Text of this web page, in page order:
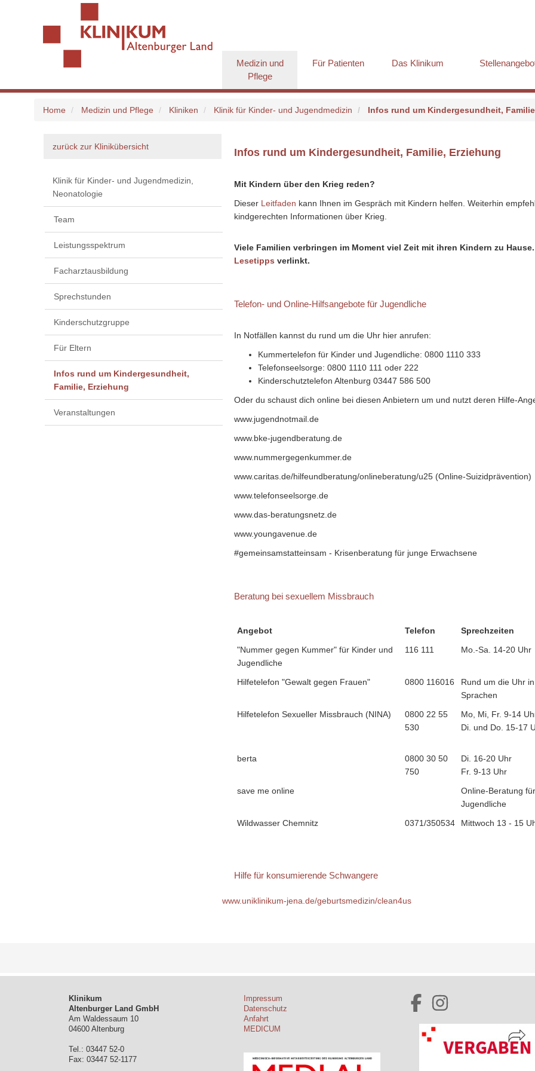
Medizin und
Pflege
Für Patienten Das Klinikum
Home Medizin und Pflege Kliniken Klinik für Kinder- und Jugendmedizin Infos rund um Kindergesundheit,
zurück zur Klinikübersicht
Klinik für Kinder- und Jugendmedizin,
Neonatologie
Team
Leistungsspektrum
Facharztausbildung
Sprechstunden
Kinderschutzgruppe
Für Eltern
Infos rund um Kindergesundheit,
Familie, Erziehung
Veranstaltungen
Infos rund um Kindergesundheit, Familie, Erziehung
Mit Kindern über den Krieg reden?
Dieser Leitfaden kann Ihnen im Gespräch mit Kindern helfen. Weiterhin
kindgerechten Informationen über Krieg.
Viele Familien verbringen im Moment viel Zeit mit ihren Kindern zu
Lesetipps verlinkt.
Telefon- und Online-Hilfsangebote für Jugendliche
In Notfällen kannst du rund um die Uhr hier anrufen:
Kummertelefon für Kinder und Jugendliche: 0800 1110 333
Telefonseelsorge: 0800 1110 111 oder 222
Kinderschutztelefon Altenburg 03447 586 500
Oder du schaust dich online bei diesen Anbietern um und nutzt deren Hilfe-
www.jugendnotmail.de
www.bke-jugendberatung.de
www.nummergegenkummer.de
www.caritas.de/hilfeundberatung/onlineberatung/u25 (Online-Suizidprävention)
www.telefonseelsorge.de
www.das-beratungsnetz.de
www.youngavenue.de
#gemeinsamstatteinsam - Krisenberatung für junge Erwachsene
Beratung bei sexuellem Missbrauch
Angebot Telefon Sprechzeiten
"Nummer gegen Kummer" für Kinder und
Jugendliche
116 111 Mo.-Sa. 14-20 Uhr
Hilfetelefon "Gewalt gegen Frauen" 0800 116016
Rund um die Uhr
Sprachen
Hilfetelefon Sexueller Missbrauch (NINA)
0800 22 55
530
Mo, Mi, Fr. 9-14
Di. und Do. 15-17
berta
0800 30 50
750
Di. 16-20 Uhr
Fr. 9-13 Uhr
save me online
Online-Beratung für
Jugendliche
Wildwasser Chemnitz 0371/350534 Mittwoch 13 - 15
Hilfe für konsumierende Schwangere
www.uniklinikum-jena.de/geburtsmedizin/clean4us
Klinikum
Altenburger Land GmbH
Am Waldessaum 10
04600 Altenburg
Tel.: 03447 52-0
Fax: 03447 52-1177
Impressum
Datenschutz
Anfahrt
MEDICUM